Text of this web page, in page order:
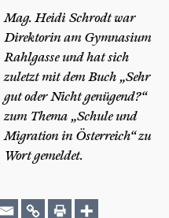
Mag. Hei­di Schrodt war
Direk­to­rin am Gym­na­si­um
Rahl­gas­se und hat sich
zuletzt mit dem Buch „Sehr
gut oder Nicht genü­gend?“
zum The­ma „Schu­le und
Migra­ti­on in Öster­reich“ zu
Wort gemeldet.